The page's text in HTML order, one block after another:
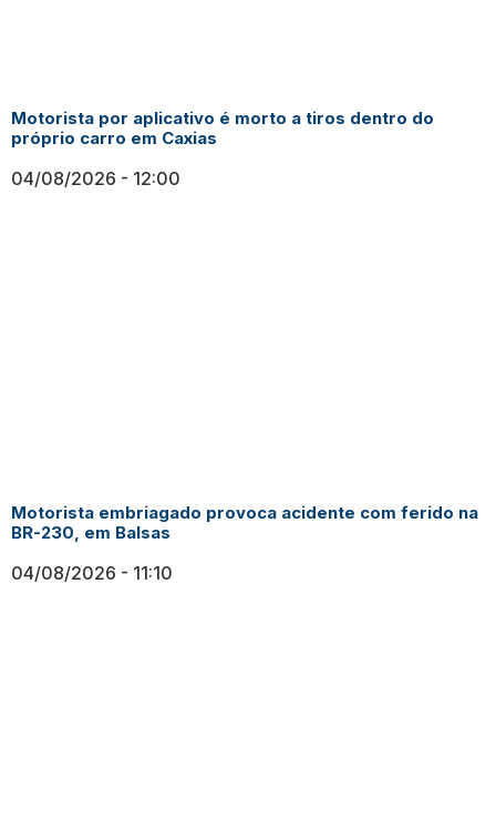
Motorista por aplicativo é morto a tiros dentro do
próprio carro em Caxias
04/08/2026 12:00
Motorista embriagado provoca acidente com ferido na
BR-230, em Balsas
04/08/2026 11:10